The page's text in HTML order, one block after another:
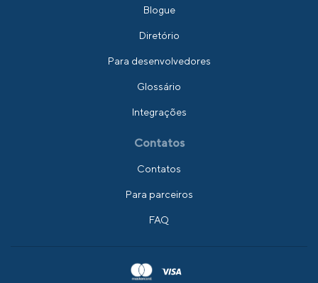
Blogue
Diretório
Para desenvolvedores
Glossário
Integrações
Contatos
Contatos
Para parceiros
FAQ